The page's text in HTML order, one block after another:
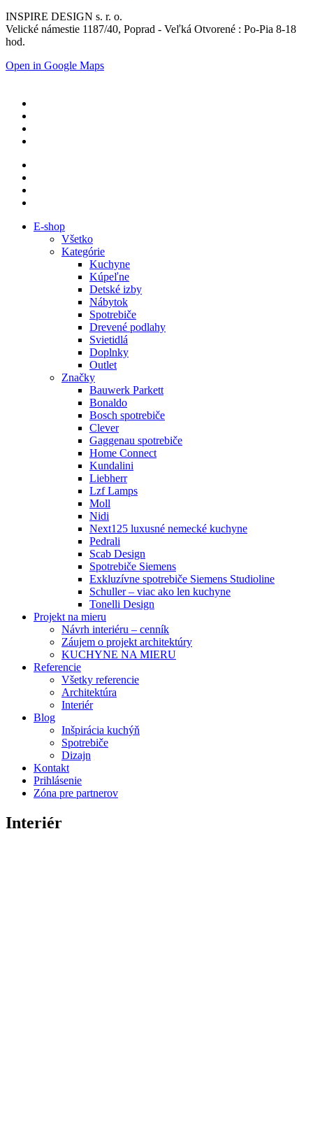
INSPIRE DESIGN s. r. o.
Velické námestie 1187/40, Poprad - Veľká Otvorené : Po-Pia 8-18
hod.
Open in Google Maps
E-shop
Všetko
Kategórie
Kuchyne
Kúpeľne
Detské izby
Nábytok
Spotrebiče
Drevené podlahy
Svietidlá
Doplnky
Outlet
Značky
Bauwerk Parkett
Bonaldo
Bosch spotrebiče
Clever
Gaggenau spotrebiče
Home Connect
Kundalini
Liebherr
Lzf Lamps
Moll
Nidi
Next125 luxusné nemecké kuchyne
Pedrali
Scab Design
Spotrebiče Siemens
Exkluzívne spotrebiče Siemens Studioline
Schuller – viac ako len kuchyne
Tonelli Design
Projekt na mieru
Návrh interiéru – cenník
Záujem o projekt architektúry
KUCHYNE NA MIERU
Referencie
Všetky referencie
Architektúra
Interiér
Blog
Inšpirácia kuchýň
Spotrebiče
Dizajn
Kontakt
Prihlásenie
Zóna pre partnerov
Interiér